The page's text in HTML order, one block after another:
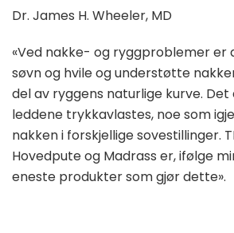
Dr. James H. Wheeler, MD
«Ved nakke- og ryggproblemer er
søvn og hvile og understøtte
del av ryggens naturlige kurve.
leddene trykkavlastes, noe som
nakken i forskjellige sovestillinger.
Hovedpute og Madrass er, ifølge
eneste produkter som gjør dette».